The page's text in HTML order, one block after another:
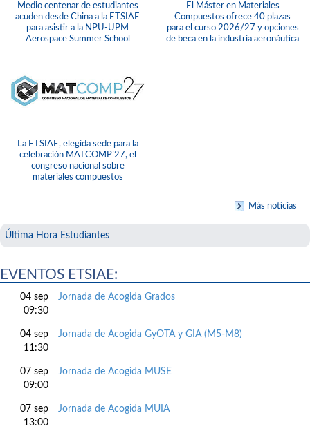
Medio centenar de estudiantes
acuden desde China a la ETSIAE
para asistir a la NPU-UPM
Aerospace Summer School
El Máster en Materiales
Compuestos ofrece 40 plazas
para el curso 2026/27 y opciones
de beca en la industria aeronáutica
La ETSIAE, elegida sede para la
celebración MATCOMP’27, el
congreso nacional sobre
materiales compuestos
Más noticias
Última Hora Estudiantes
EVENTOS ETSIAE:
04 sep
09:30
Jornada de Acogida Grados
04 sep
11:30
Jornada de Acogida GyOTA y GIA (M5-M8)
07 sep
09:00
Jornada de Acogida MUSE
07 sep
13:00
Jornada de Acogida MUIA